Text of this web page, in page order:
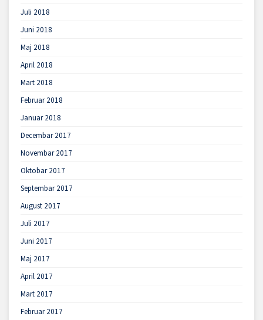
Juli 2018
Juni 2018
Maj 2018
April 2018
Mart 2018
Februar 2018
Januar 2018
Decembar 2017
Novembar 2017
Oktobar 2017
Septembar 2017
August 2017
Juli 2017
Juni 2017
Maj 2017
April 2017
Mart 2017
Februar 2017